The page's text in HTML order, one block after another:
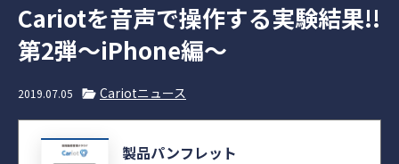
Cariotを音声で操作する実験結果!!
第2弾〜iPhone編〜
2019.07.05 Cariotニュース
製品パンフレット